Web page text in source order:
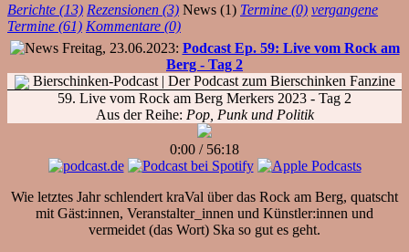
Berichte (13) Rezensionen (3) News (1) Termine (0) vergangene
Termine (61) Kommentare (0)
Freitag, 23.06.2023: Podcast Ep. 59: Live vom Rock am
Berg - Tag 2
Bierschinken-Podcast| Der Podcast zum Bierschinken Fanzine
59. Live vom Rock am Berg Merkers 2023 - Tag 2
Aus der Reihe: Pop, Punk und Politik
0:00 / 56:18
Wie letztes Jahr schlendert kraVal über das Rock am Berg, quatscht
mit Gäst:innen, Veranstalter_innen und Künstler:innen und
vermeidet (das Wort) Ska so gut es geht.